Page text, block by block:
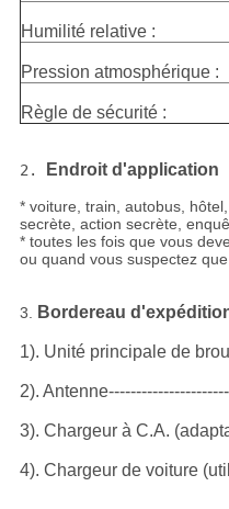
Humilité relative :
Pression atmosphérique :
Règle de sécurité :
2. Endroit d'application
* voiture, train, autobus,
secrète, action secrète,
* toutes les fois que vous
ou quand vous suspectez
3. Bordereau
1). Unité principale de
2).
3). Chargeur à C.A.
4). Chargeur de voiture